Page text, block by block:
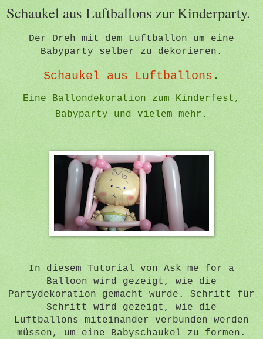
Schaukel aus Luftballons zur Kinderparty.
Der Dreh mit dem Luftballon um eine
Babyparty selber zu dekorieren.
Schaukel aus Luftballons .
Eine Ballondekoration zum Kinderfest,
Babyparty und vielem mehr.
In diesem Tutorial von Ask me for a
Balloon wird gezeigt, wie die
Partydekoration gemacht wurde. Schritt für
Schritt wird gezeigt, wie die
Luftballons miteinander verbunden werden
müssen, um eine Babyschaukel zu formen.